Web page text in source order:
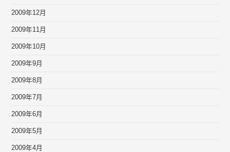
2009年12月
2009年11月
2009年10月
2009年9月
2009年8月
2009年7月
2009年6月
2009年5月
2009年4月